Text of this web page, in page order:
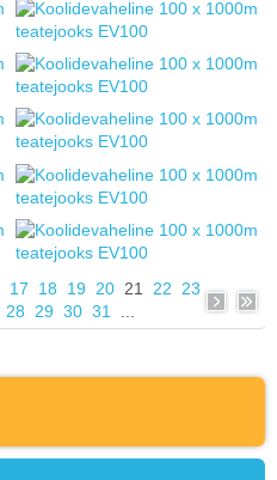
17 18 19 20 21 22
23
28 29 30 31